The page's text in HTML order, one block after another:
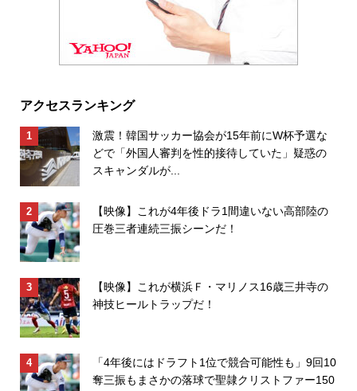
アクセスランキング
激震！韓国サッカー協会が15年前にW杯予選な
どで「外国人審判を性的接待していた」疑惑の
スキャンダルが...
【映像】これが4年後ドラ1間違いない高部陸の
圧巻三者連続三振シーンだ！
【映像】これが横浜Ｆ・マリノス16歳三井寺の
神技ヒールトラップだ！
「4年後にはドラフト1位で競合可能性も」9回10
奪三振もまさかの落球で聖隷クリストファー150